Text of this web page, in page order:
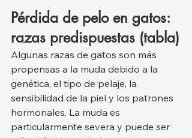
Pérdida de pelo en gatos:
razas predispuestas (tabla)
Algunas razas de gatos son más
propensas a la muda debido a la
genética, el tipo de pelaje, la
sensibilidad de la piel y los patrones
hormonales. La muda es
particularmente severa y puede ser